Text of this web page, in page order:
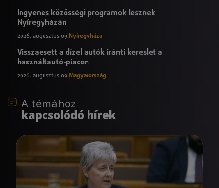
Ingyenes közösségi programok lesznek
Nyíregyházán
2026. augusztus 09. Nyíregyháza
Visszaesett a dízel autók iránti kereslet a
használtautó-piacon
2026. augusztus 09.Magyarország
A témához
kapcsolódó hírek